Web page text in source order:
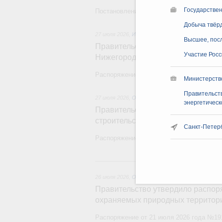
Добыча
Высшее,
Участие
Санкт-
Постановление от 18 июля 2026 года
Инструменты развития
Правительство направит
Нижегородской области
Распоряжение от 18 июля 2026 года
Организация системы
Правительство направит ряду
строительство и ремонт
Распоряжение от 18 июля 2026 года
Охрана природы. Заповедники,
Правительство утвердило
охраняемых природных